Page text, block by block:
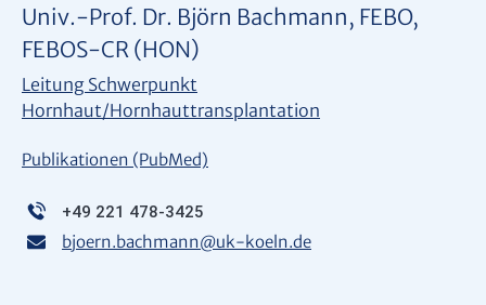
Univ.-Prof. Dr. Björn Bachmann, FEBO,
FEBOS-CR (HON)
Leitung Schwerpunkt
Hornhaut/Hornhauttransplantation
Publikationen (PubMed)
+49 221 478-3425
bjoern.bachmann@uk-koeln.de